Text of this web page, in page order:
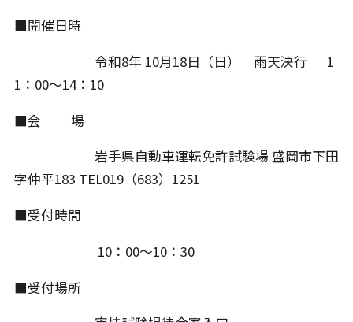
■開催日時
令和8年 10月18日（日） 雨天決行 1
1：00～14：10
■会 場
岩手県自動車運転免許試験場 盛岡市下田
字仲平183 TEL019（683）1251
■受付時間
10：00～10：30
■受付場所